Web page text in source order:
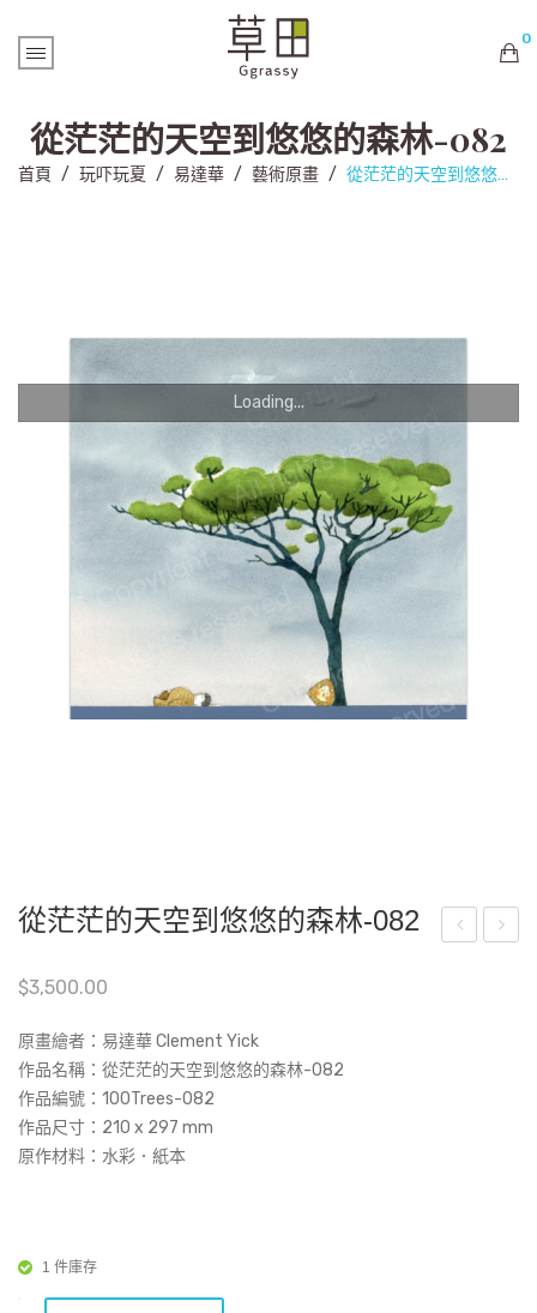
0
購物車內未有商品
從茫茫的天空到悠悠的森林-082
首頁 / 玩吓玩夏 / 易達華 / 藝術原畫 / 從茫茫的天空到悠悠的森林-082
Loading...
從茫茫的天空到悠悠的森林-082
$3,500.00
原畫繪者：易達華 Clement Yick
作品名稱： 從茫茫的天空到悠悠的森林-082
作品編號：100Trees-082
作品尺寸： 210 x 297 mm
原作材料：水彩．紙本
1 件庫存